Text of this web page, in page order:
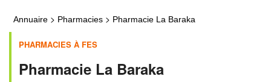
Annuaire > Pharmacies > Pharmacie La Baraka
PHARMACIES À FES
Pharmacie La Baraka